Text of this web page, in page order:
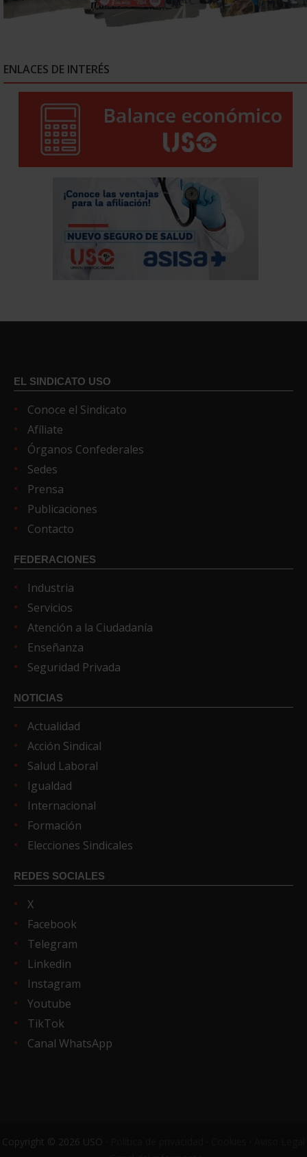
ENLACES DE INTERÉS
EL SINDICATO USO
Conoce el Sindicato
Afíliate
Órganos Confederales
Sedes
Prensa
Publicaciones
Contacto
FEDERACIONES
Industria
Servicios
Atención a la Ciudadanía
Enseñanza
Seguridad Privada
NOTICIAS
Actualidad
Acción Sindical
Salud Laboral
Igualdad
Internacional
Formación
Elecciones Sindicales
REDES SOCIALES
X
Facebook
Telegram
Linkedin
Instagram
Youtube
TikTok
Canal WhatsApp
Copyright © 2026 USO ·